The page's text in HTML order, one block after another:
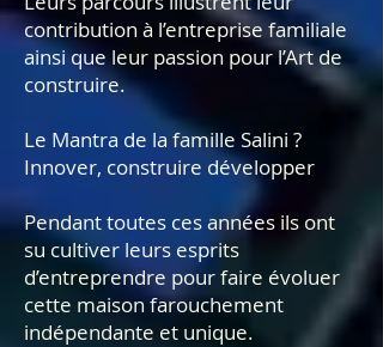
contribution à l’entreprise familiale
ainsi que leur passion pour l’Art de
construire.
Le Mantra de la famille Salini ?
Innover, construire développer
Pendant toutes ces années ils ont
su cultiver leurs esprits
d’entreprendre pour faire évoluer
cette maison farouchement
indépendante et unique.